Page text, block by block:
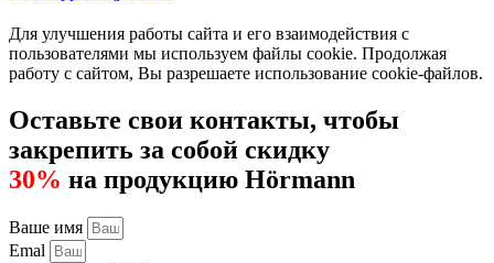
Для улучшения работы сайта и его взаимодействия с
пользователями мы используем файлы cookie. Продолжая
работу с сайтом, Вы разрешаете использование cookie-файлов.
Оставьте свои контакты, чтобы
закрепить за собой скидку
30% на продукцию Hörmann
Ваше имя
Emal